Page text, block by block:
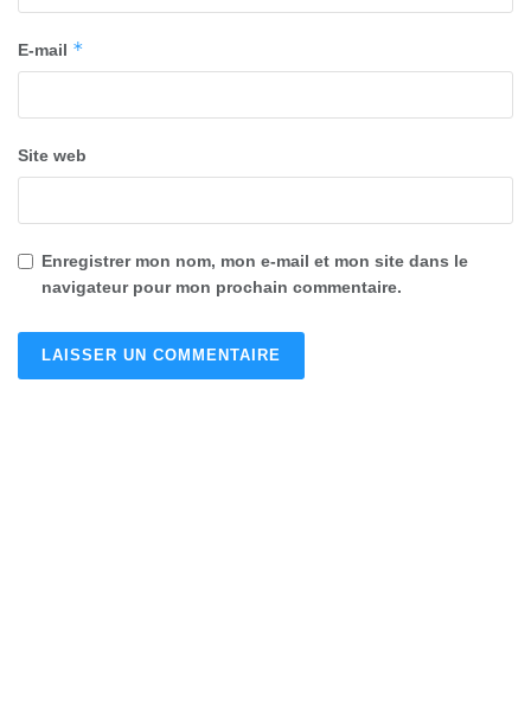
E-mail *
Site web
Enregistrer mon nom, mon e-mail et mon site dans le
navigateur pour mon prochain commentaire.